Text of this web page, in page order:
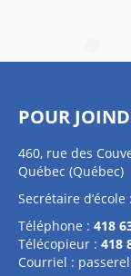
POUR
460, rue des
Québec (Québec)
Secrétaire
Téléphone : 418
Télécopieur : 418
Courriel :